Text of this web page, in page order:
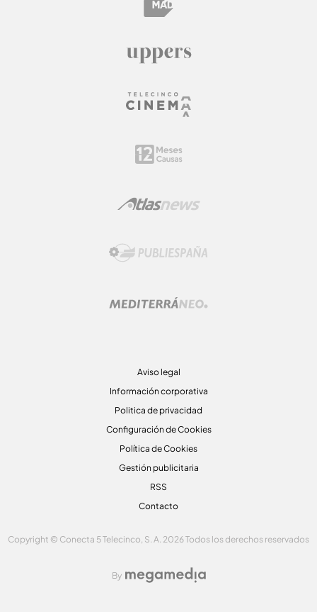
Aviso legal
Información corporativa
Politica de privacidad
Configuración de Cookies
Política de Cookies
Gestión publicitaria
RSS
Contacto
Copyright © Conecta 5 Telecinco, S. A. 2026 Todos los derechos reservados
By